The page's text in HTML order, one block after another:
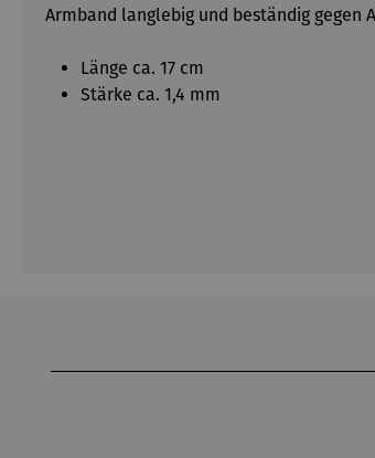
Armband langlebig und beständig gegen
Länge ca. 17 cm
Stärke ca. 1,4 mm